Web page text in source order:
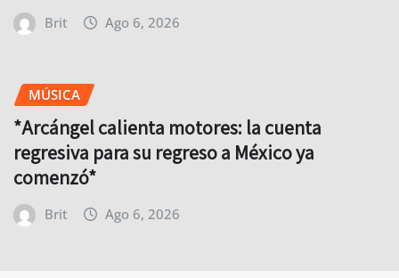
Brit Ago 6, 2026
MÚSICA
*Arcángel calienta motores: la cuenta
regresiva para su regreso a México ya
comenzó*
Brit Ago 6, 2026